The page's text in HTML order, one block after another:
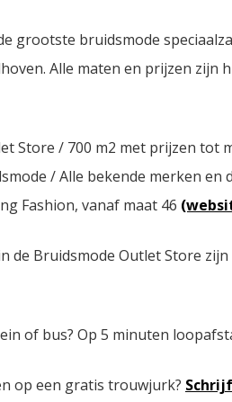
grootste bruidsmode
Alle maten en prijzen zijn
Store / 700 m2 met prijzen tot
/ Alle bekende merken en
Fashion, vanaf maat 46
de Bruidsmode Outlet Store
of bus? Op 5 minuten
op een gratis trouwjurk?